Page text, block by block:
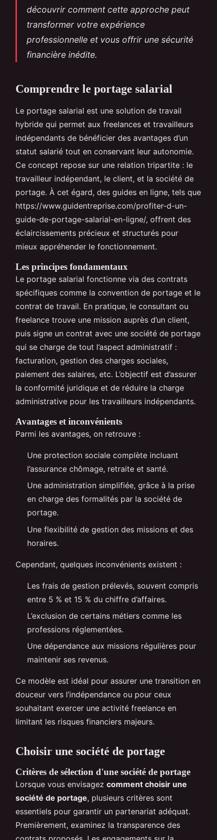
découvrir comment cette approche peut
transformer votre expérience
professionnelle et vous offrir une sécurité
financière inédite.
Comprendre le portage salarial
Le portage salarial est une solution de travail
hybride qui permet aux freelances et travailleurs
indépendants de bénéficier des avantages d’un
statut salarié tout en conservant leur autonomie.
Ce concept repose sur une relation tripartite : le
travailleur indépendant, le client, et la société de
portage. À cet égard, des guides en ligne, tels que
https://www.guidentreprise.com/profiter-d-un-
guide-de-portage-salarial-en-ligne/, offrent des
éclaircissements précieux et structurés pour
mieux appréhender le fonctionnement.
Les principes fondamentaux
Le portage salarial fonctionne via des contrats
spécifiques comme la convention de portage et le
contrat de travail. En pratique, le consultant ou
freelance trouve une mission auprès d’un client,
puis signe un contrat avec une société de portage
qui se charge de tout l’aspect administratif :
facturation, gestion des charges sociales,
paiement des salaires, etc. L’objectif est d’assurer
la conformité juridique et de réduire la charge
administrative pour les travailleurs indépendants.
Avantages et inconvénients
Parmi les avantages, on retrouve :
Une protection sociale complète incluant
l’assurance chômage, retraite et santé.
Une administration simplifiée, grâce à la prise
en charge des formalités par la société de
portage.
Une flexibilité de gestion des missions et des
horaires.
Cependant, quelques inconvénients existent :
Les frais de gestion prélevés, souvent compris
entre 5 % et 15 % du chiffre d’affaires.
L’exclusion de certains métiers comme les
professions réglementées.
Une dépendance aux missions régulières pour
maintenir ses revenus.
Ce modèle est idéal pour assurer une transition en
douceur vers l’indépendance ou pour ceux
souhaitant exercer une activité freelance en
limitant les risques financiers majeurs.
Choisir une société de portage
Critères de sélection d'une société de portage
Lorsque vous envisagez comment choisir une
société de portage, plusieurs critères sont
essentiels pour garantir un partenariat adéquat.
Premièrement, examinez la transparence des